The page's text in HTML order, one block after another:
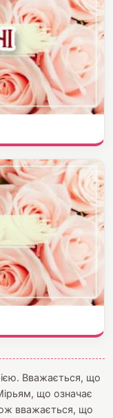
Вважається, що
що означає
вважається, що